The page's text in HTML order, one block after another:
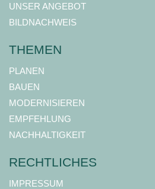
UNSER ANGEBOT
BILDNACHWEIS
THEMEN
PLANEN
BAUEN
MODERNISIEREN
EMPFEHLUNG
NACHHALTIGKEIT
RECHTLICHES
IMPRESSUM